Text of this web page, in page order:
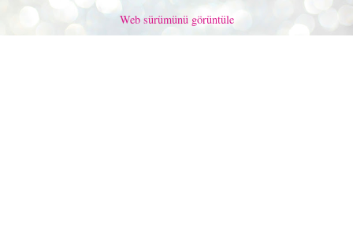
Web sürümünü görüntüle